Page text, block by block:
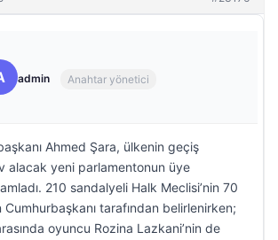
admin Anahtar yönetici
Ahmed Şara, ülkenin geçiş
alacak yeni parlamentonun üye
210 sandalyeli Halk Meclisi’nin 70
tarafından belirlenirken;
oyuncu Rozina Lazkani’nin de